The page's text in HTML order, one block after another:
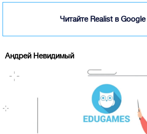
Читайте Realist в
Андрей Невидимый